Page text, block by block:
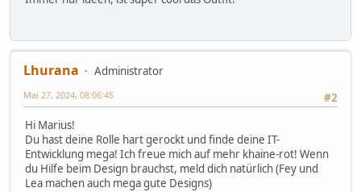
Lhurana
Administrator
#2
Mai 27, 2024, 08:06:45
Hi Marius!
Du hast deine Rolle hart gerockt und finde deine IT-
Entwicklung mega! Ich freue mich auf mehr khaine-rot! Wenn
du Hilfe beim Design brauchst, meld dich natürlich (Fey und
Lea machen auch mega gute Designs)